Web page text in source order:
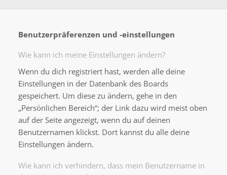
Benutzerpräferenzen und -einstellungen
Wie kann ich meine Einstellungen ändern?
Wenn du dich registriert hast, werden alle deine
Einstellungen in der Datenbank des Boards
gespeichert. Um diese zu ändern, gehe in den
„Persönlichen Bereich“; der Link dazu wird meist oben
auf der Seite angezeigt, wenn du auf deinen
Benutzernamen klickst. Dort kannst du alle deine
Einstellungen ändern.
Wie kann ich verhindern, dass mein Benutzername in